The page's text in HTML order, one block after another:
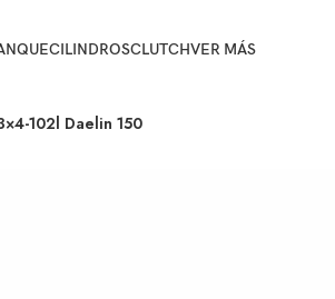
CILINDROSCLUTCHVER MÁS
102l Daelin 150